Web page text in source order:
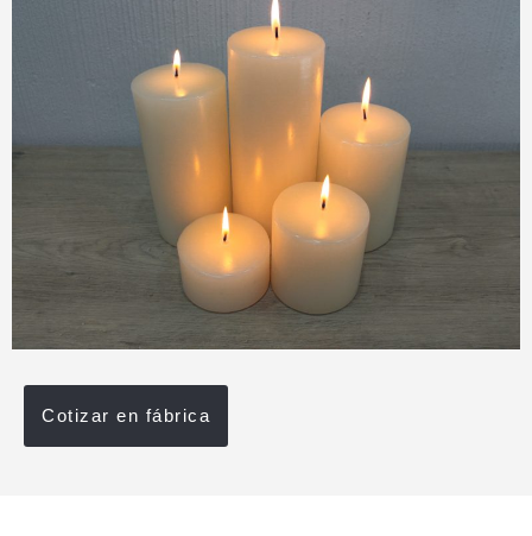
Cotizar en fábrica